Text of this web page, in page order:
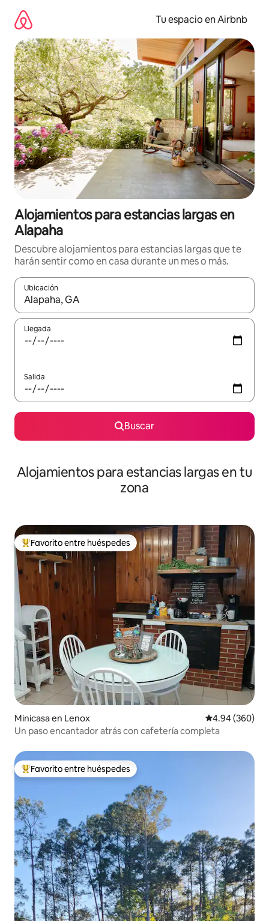
contenido
Tu espacio en Airbnb
Alojamientos para estancias largas en
Alapaha
Descubre alojamientos para estancias largas que te
harán sentir como en casa durante un mes o más.
Ubicación
Cuando los resultados estén disponibles, podrás navegar
Llegada
Salida
Buscar
Alojamientos para estancias largas en tu
zona
De los mejores en Favorito entre huéspedes
Favorito entre huéspedes
Minicasa en Lenox Calificación
4.94 (360)
Un paso encantador atrás con cafetería completa
De los mejores en Favorito entre huéspedes
Favorito entre huéspedes